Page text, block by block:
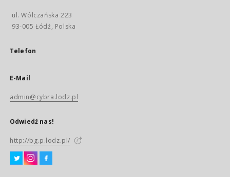
ul. Wólczańska 223
93-005 Łódź, Polska
Telefon
E-Mail
admin@cybra.lodz.pl
Odwiedź nas!
http://bg.p.lodz.pl/